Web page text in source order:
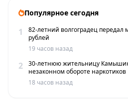
Популярное сегодня
1
82-летний волгоградец
рублей
19 часов назад
2
30-летнюю жительницу
незаконном обороте наркотиков
18 часов назад